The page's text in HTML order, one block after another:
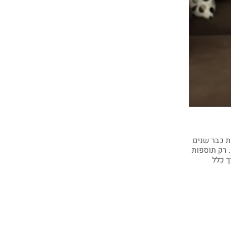
כבר שנים
רק תוספות
תוספות שוות כ-2000 דולר ובדרך כלל